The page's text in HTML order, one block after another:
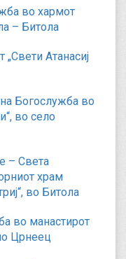
во хармот
– Битола
Атанасиј
Богослужба во
во село
– Света
храм
во Битола
во манастирот
Црнеец